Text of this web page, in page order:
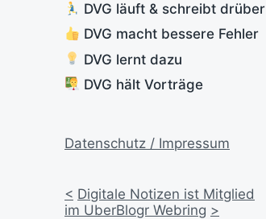
DVG läuft & schreibt drüber
DVG macht bessere Fehler
DVG lernt dazu
DVG hält Vorträge
Datenschutz / Impressum
< Digitale Notizen ist Mitglied
im UberBlogr Webring >